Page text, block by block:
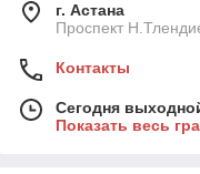
г. Астана
Проспект
Контакты
Сегодня
Показать весь